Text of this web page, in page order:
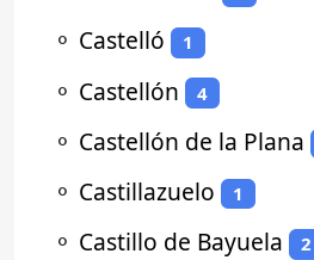
⚬ Castelló 1
⚬ Castellón 4
⚬ Castellón de la Plana
⚬ Castillazuelo 1
⚬ Castillo de Bayuela 2